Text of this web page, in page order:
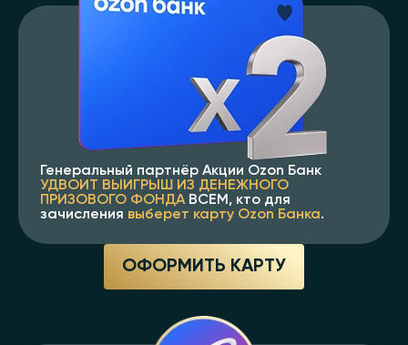
Генеральный партнёр Акции Ozon Банк
УДВОИТ ВЫИГРЫШ ИЗ ДЕНЕЖНОГО
ПРИЗОВОГО ФОНДАВСЕМ, кто для
зачисления выберет карту Ozon Банка.
ОФОРМИТЬ КАРТУ